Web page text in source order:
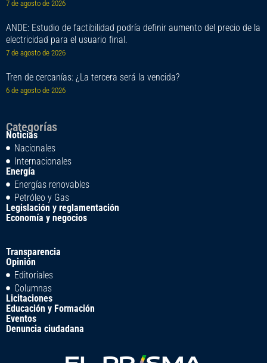
7 de agosto de 2026
ANDE: Estudio de factibilidad podría definir aumento del precio de la
electricidad para el usuario final.
7 de agosto de 2026
Tren de cercanías: ¿La tercera será la vencida?
6 de agosto de 2026
Categorías
Noticias
Nacionales
Internacionales
Energía
Energías renovables
Petróleo y Gas
Legislación y reglamentación
Economía y negocios
Transparencia
Opinión
Editoriales
Columnas
Licitaciones
Educación y Formación
Eventos
Denuncia ciudadana